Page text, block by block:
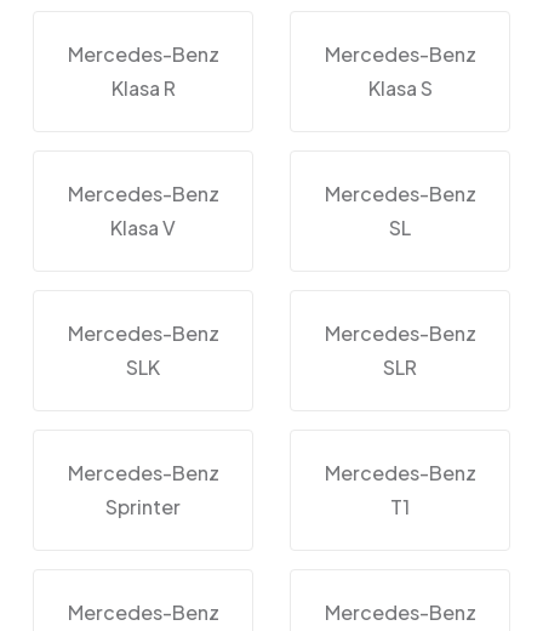
Mercedes-Benz
Klasa R
Mercedes-Benz
Klasa S
Mercedes-Benz
Klasa V
Mercedes-Benz
SL
Mercedes-Benz
SLK
Mercedes-Benz
SLR
Mercedes-Benz
Sprinter
Mercedes-Benz
T1
Mercedes-Benz
Mercedes-Benz